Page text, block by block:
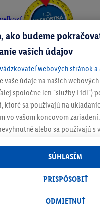
o bezpečnosti produktu
ako budeme
vašich údajov
webových stránok
vaše údaje na našich
spoločne len "služby Lidl")
ktoré sa používajú na
vo vašom koncovom
alebo sa používajú s
reklamu v rámci služieb
programu Lidl Plus, na
nákupného správania v
vytvoríte účet Lidl Plus alebo
ODMIETNUŤ
PRISPÔSOBIŤ
SÚHLASÍM